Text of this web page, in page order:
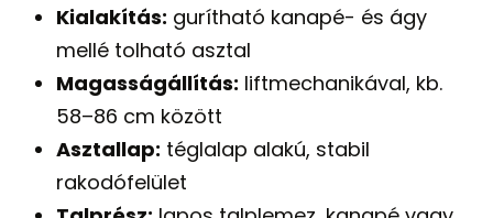
Kialakítás: gurítható kanapé- és ágy
mellé tolható asztal
Magasságállítás: liftmechanikával, kb.
58–86 cm között
Asztallap: téglalap alakú, stabil
rakodófelület